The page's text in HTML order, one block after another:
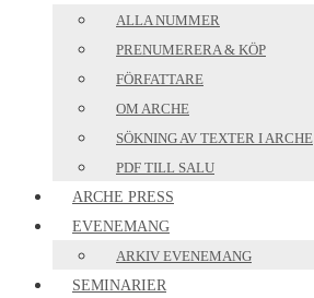
ALLA NUMMER
PRENUMERERA & KÖP
FÖRFATTARE
OM ARCHE
SÖKNING AV TEXTER I ARCHE
PDF TILL SALU
ARCHE PRESS
EVENEMANG
ARKIV EVENEMANG
SEMINARIER